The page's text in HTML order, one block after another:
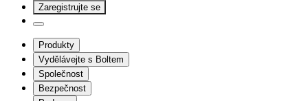
Zaregistrujte se
Produkty
Vydělávejte s Boltem
Společnost
Bezpečnost